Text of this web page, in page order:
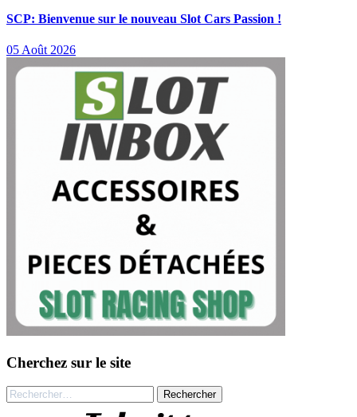
SCP: Bienvenue sur le nouveau Slot Cars Passion !
05 Août 2026
Cherchez sur le site
Rechercher :